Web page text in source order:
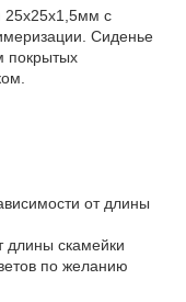
25х25х1,5мм с
Сиденье
покрытых
от длины
длины скамейки
по желанию